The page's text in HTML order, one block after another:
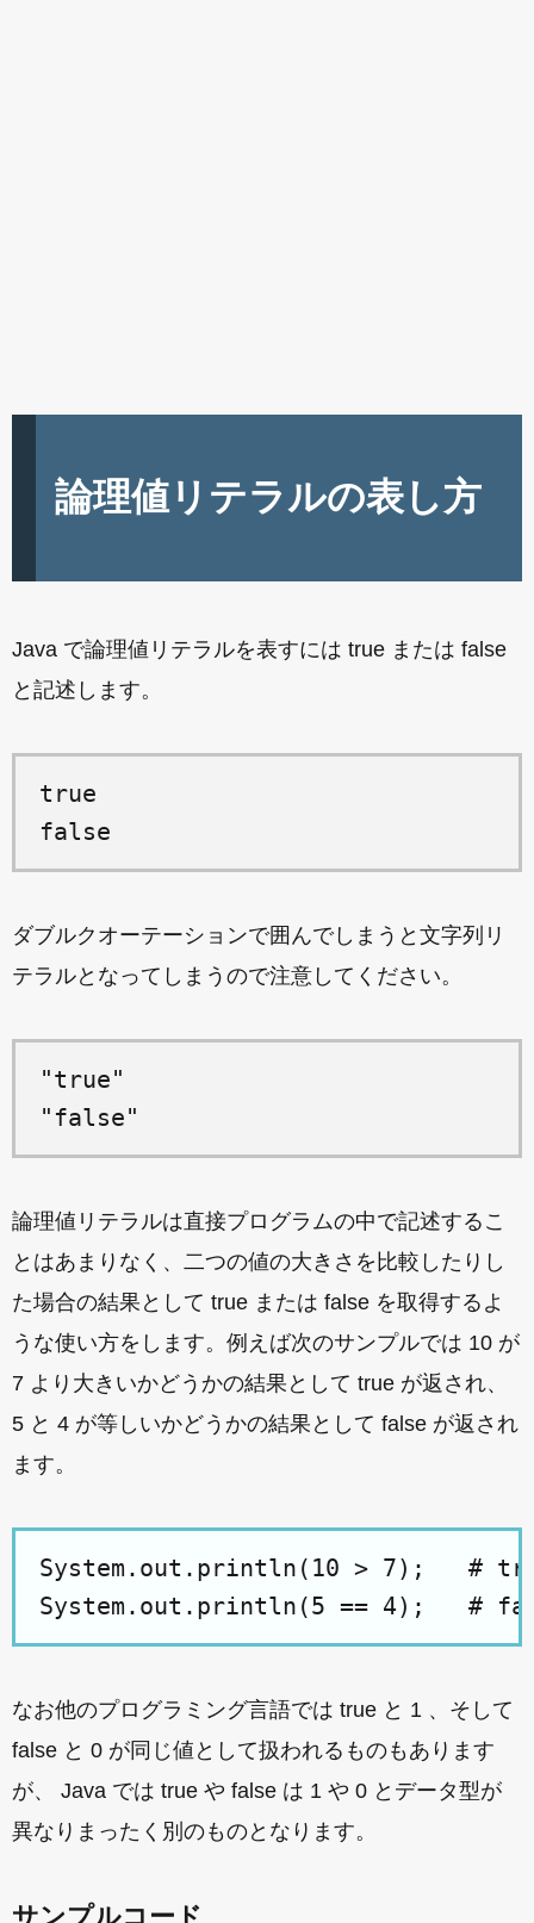
論理値リテラルの表し方
Java で論理値リテラルを表すには true または false
と記述します。
true
ダブルクオーテーションで囲んでしまうと文字列リ
テラルとなってしまうので注意してください。
"true"
論理値リテラルは直接プログラムの中で記述するこ
とはあまりなく、二つの値の大きさを比較したりし
た場合の結果として true または false を取得するよ
うな使い方をします。例えば次のサンプルでは 10 が
7 より大きいかどうかの結果として true が返され、
5 と 4 が等しいかどうかの結果として false が返され
ます。
System.out.println(10 > 7);   #
なお他のプログラミング言語では true と 1 、そして
false と 0 が同じ値として扱われるものもあります
が、 Java では true や false は 1 や 0 とデータ型が
異なりまったく別のものとなります。
サンプルコード